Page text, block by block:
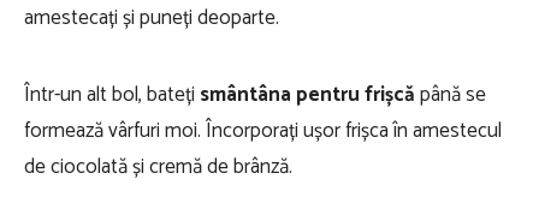
amestecați și puneți deoparte.
Într-un alt bol, bateți smântâna pentru frișcăpână se
formează vârfuri moi. Încorporați ușor frișca în amestecul
de ciocolată și cremă de brânză.